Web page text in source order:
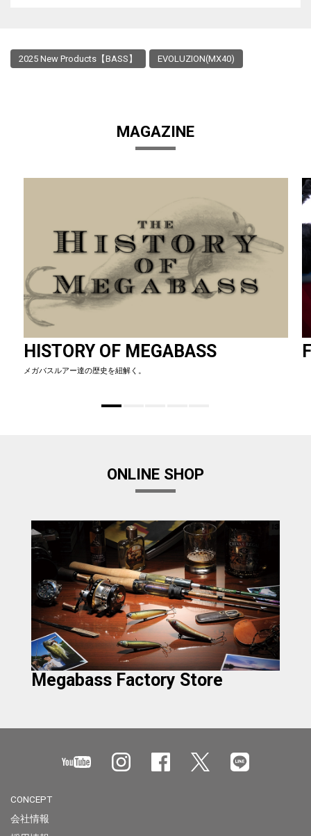
2025 New Products【BASS】 EVOLUZION(MX40)
MAGAZINE
HISTORY OF MEGABASS
メガバスルアー達の歴史を紐解く。
ONLINE SHOP
Megabass Factory Store
CONCEPT
会社情報